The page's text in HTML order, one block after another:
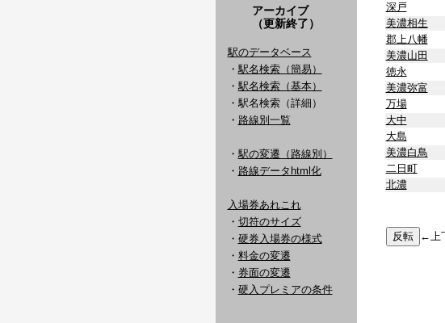
アーカイブ
（更新終了）
駅のデータベース
・ 駅名検索（簡易）
・ 駅名検索（基本）
・駅名検索（詳細）
・ 路線別一覧
・ 駅の変遷（路線別）
・ 路線データhtml化
入場券あれこれ
・ 切符のサイズ
・ 硬券入場券の様式
・ 料金の変遷
・ 券面の変遷
・ 硬入プレミアの条件
深戸
美濃相生
郡上八幡
美濃山田
徳永
美濃弥富
万場
大中
大島
美濃白鳥
二日町
北濃
←上